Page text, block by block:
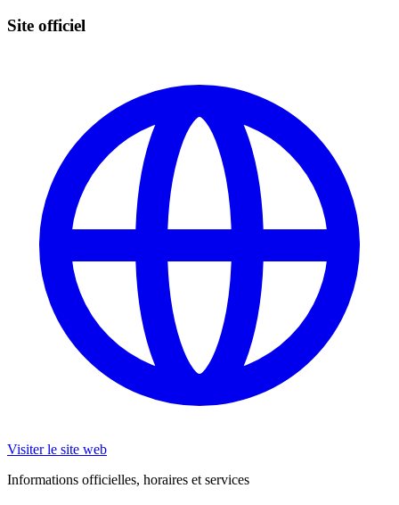
Site officiel
Visiter le site web
Informations officielles, horaires et services